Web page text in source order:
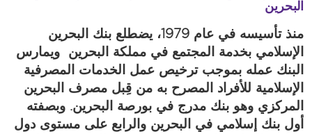
البحرين
منذ تأسيسه في عام 1979، يضطلع بنك البحرين
الإسلامي بخدمة المجتمع في مملكة البحرين ويمارس
البنك عمله بموجب ترخيص عمل الخدمات المصرفية
الإسلامية للأفراد المصرح به من قِبل مصرف البحرين
المركزي وهو بنك مدرج في بورصة البحرين. وبصفته
أول بنك إسلامي في البحرين والرابع على مستوى دول